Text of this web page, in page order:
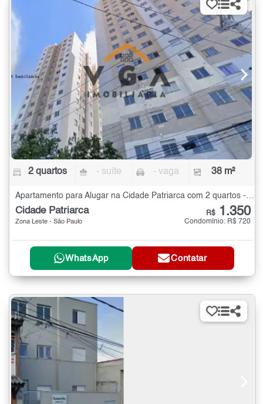
2 quartos - suíte - vaga 38 m²
Apartamento para Alugar na Cidade Patriarca com 2 quartos - 38 m²
Cidade Patriarca
Zona Leste - São Paulo
R$ 1.350
Condomínio: R$ 720
WhatsApp Contatar